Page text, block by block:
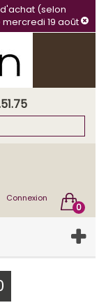
(selon
19 août
0
Connexion